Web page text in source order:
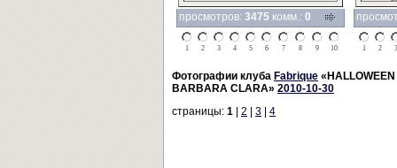
просмотров: 3475 комм.: 0
1 2 3 4 5 6 7 8 9 10 1 2 3
Фотографии клуба Fabrique
BARBARA CLARA» 2010-10-30
страницы: 1 2 3 4